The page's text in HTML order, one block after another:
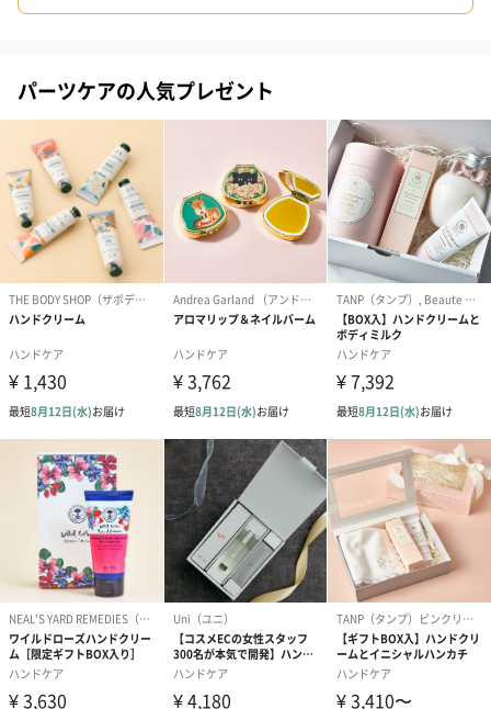
ゴールド（390円） ピンク（390円） グリーン（
のしカード
商品の形質上、のしを直接添付できない商品にのし風のカードを
同梱します。
※のし下はご記入いただけません。
※カードのデザインは一部変更する場合があります。
結婚祝い（御結婚御
祝）（110円）
出産祝い（御出産御
祝）（110円）
内祝い_蝶結
（110円）
パーツケアの人気プレゼント